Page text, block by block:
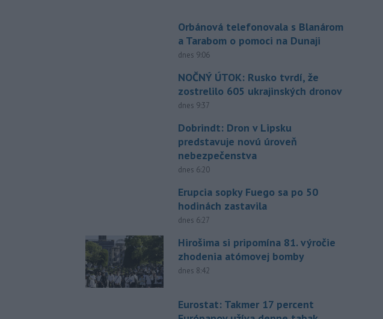
Orbánová telefonovala s Blanárom
a Tarabom o pomoci na Dunaji
dnes 9:06
NOČNÝ ÚTOK: Rusko tvrdí, že
zostrelilo 605 ukrajinských dronov
dnes 9:37
Dobrindt: Dron v Lipsku
predstavuje novú úroveň
nebezpečenstva
dnes 6:20
Erupcia sopky Fuego sa po 50
hodinách zastavila
dnes 6:27
Hirošima si pripomína 81. výročie
zhodenia atómovej bomby
dnes 8:42
Eurostat: Takmer 17 percent